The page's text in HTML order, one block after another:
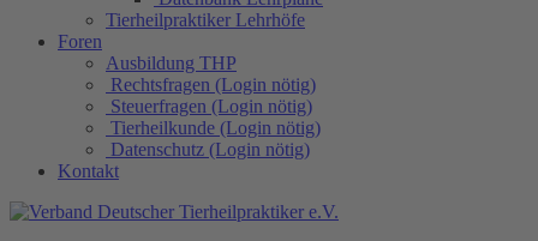
Tierheilpraktiker Lehrhöfe
Foren
Ausbildung THP
Rechtsfragen (Login nötig)
Steuerfragen (Login nötig)
Tierheilkunde (Login nötig)
Datenschutz (Login nötig)
Kontakt